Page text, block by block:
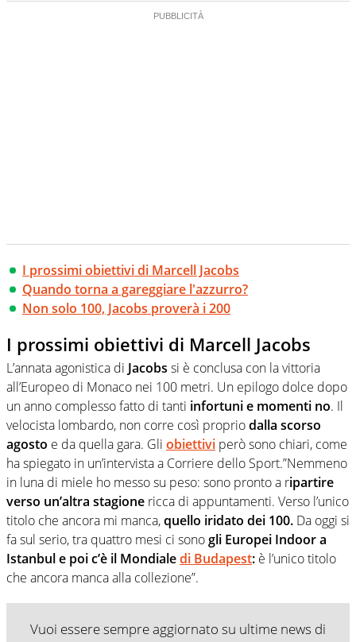
I prossimi obiettivi di Marcell Jacobs
Quando torna a gareggiare l'azzurro?
Non solo 100, Jacobs proverà i 200
I prossimi obiettivi di Marcell Jacobs
L’annata agonistica di Jacobs si è conclusa con la vittoria
all’Europeo di Monaco nei 100 metri. Un epilogo dolce dopo
un anno complesso fatto di tanti infortuni e momenti no. Il
velocista lombardo, non corre così propriodalla scorso
agosto e da quella gara. Gli obiettivi però sono chiari, come
ha spiegato in un’intervista a Corriere dello Sport.”Nemmeno
in luna di miele ho messo su peso: sono pronto a ripartire
verso un’altra stagione ricca di appuntamenti. Verso l’unico
titolo che ancora mi manca,quello iridato dei 100. Da oggi si
fa sul serio, tra quattro mesi ci sonogli Europei Indoor a
Istanbul e poi c’è il Mondialedi Budapest: è l’unico titolo
che ancora manca alla collezione”.
Vuoi essere sempre aggiornato su ultime news di